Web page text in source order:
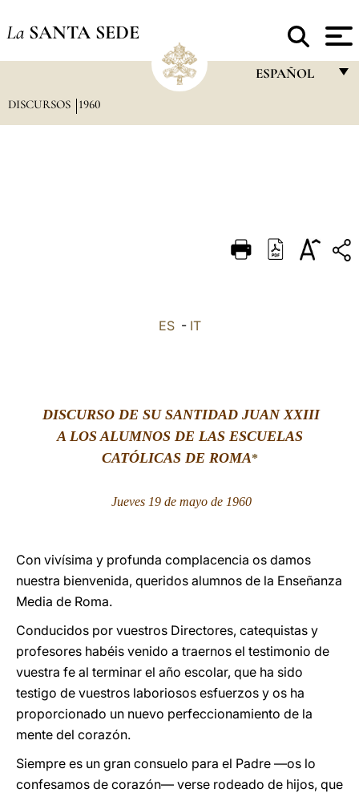
La SANTA SEDE
ESPAÑOL
DEUTSCH
DISCURSOS 1960
ES- IT
DISCURSO DE SU SANTIDAD JUAN XXIII
A LOS ALUMNOS DE LAS ESCUELAS
CATÓLICAS DE ROMA*
Jueves 19 de mayo de 1960
Con vivísima y profunda complacencia os damos
nuestra bienvenida, queridos alumnos de la Enseñanza
Media de Roma.
Conducidos por vuestros Directores, catequistas y
profesores habéis venido a traernos el testimonio de
vuestra fe al terminar el año escolar, que ha sido
testigo de vuestros laboriosos esfuerzos y os ha
proporcionado un nuevo perfeccionamiento de la
mente del corazón.
Siempre es un gran consuelo para el Padre —os lo
confesamos de corazón— verse rodeado de hijos, que